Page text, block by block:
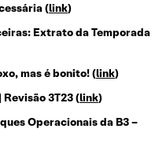
(link)
Extrato da Temporada
mas é bonito! (link)
3T23 (link)
Operacionais da B3 –